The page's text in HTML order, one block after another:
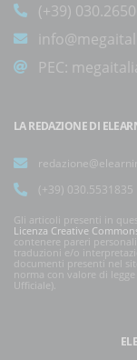
(+39)
PEC:
LA REDAZIONE DI
(+39) 030.5531835
Gli articoli presenti in
Licenza Creative
contenere pareri
traduzioni e/o
documenti presenti nel
norma con valore di
Ufficiale).